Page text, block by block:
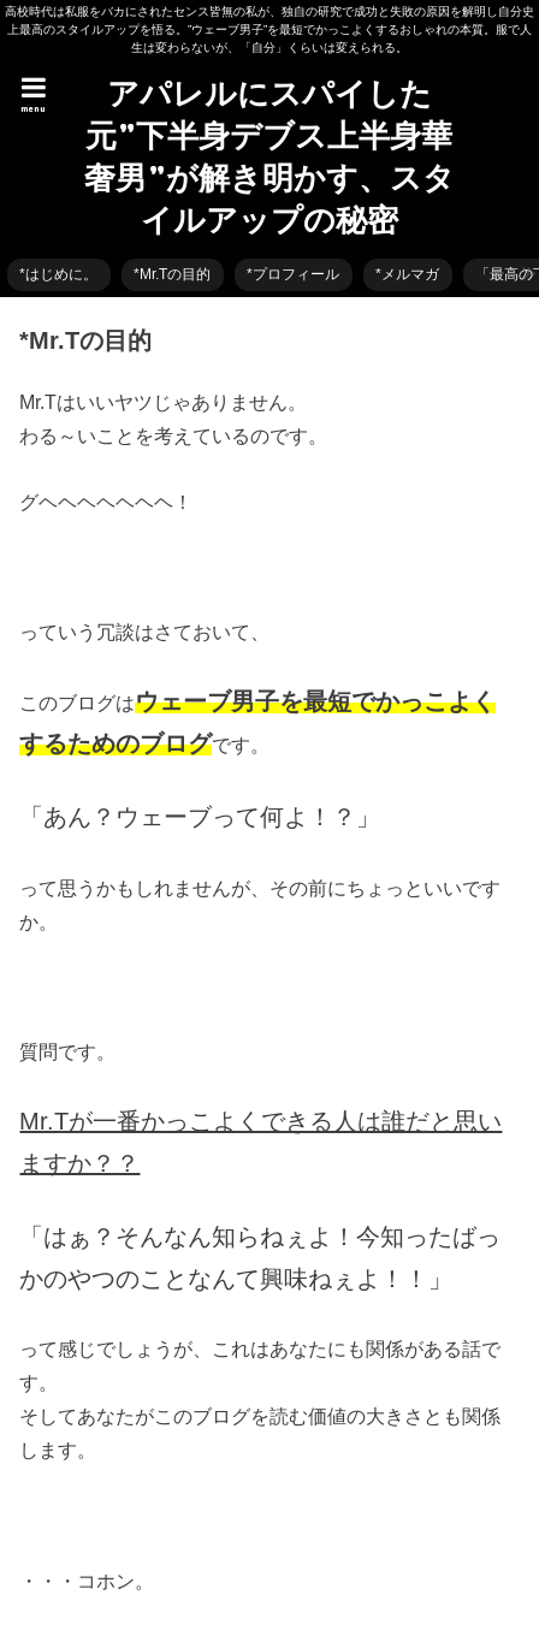
高校時代は私服をバカにされたセンス皆無の私が、独自の研究で成功と失敗の原因を解明し自分史
上最高のスタイルアップを悟る。”ウェーブ男子”を最短でかっこよくするおしゃれの本質。服で人
生は変わらないが、「自分」くらいは変えられる。
アパレルにスパイした
元”下半身デブス上半身華
奢男”が解き明かす、スタ
イルアップの秘密
menu
*はじめに。 *Mr.Tの目的 *プロフィール *メルマガ 「最高
*Mr.Tの目的
Mr.Tはいいヤツじゃありません。
わる～いことを考えているのです。
グヘヘヘヘヘヘヘ！
っていう冗談はさておいて、
このブログはウェーブ男子を最短でかっこよく
するためのブログです。
「あん？ウェーブって何よ！？」
って思うかもしれませんが、その前にちょっといいです
か。
質問です。
Mr.Tが一番かっこよくできる人は誰だと思い
ますか？？
「はぁ？そんなん知らねぇよ！今知ったばっ
かのやつのことなんて興味ねぇよ！！」
って感じでしょうが、これはあなたにも関係がある話で
す。
そしてあなたがこのブログを読む価値の大きさとも関係
します。
・・・コホン。